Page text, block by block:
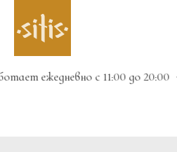
ежедневно с 11:00 до 20:00